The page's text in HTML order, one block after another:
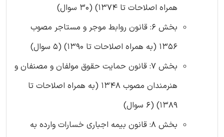
همراه اصلاحات تا 1374) (30 سوال)
بخش 6: قانون روابط موجر و مستاجر مصوب
1356 (به همراه اصلاحات تا 1390) (5 سوال)
بخش 7: قانون حمایت حقوق مولفان و مصنفان و
هنرمندان مصوب 1348 (به همراه اصلاحات تا
1389) (6 سوال)
بخش 8: قانون بیمه اجباری خسارات وارده به